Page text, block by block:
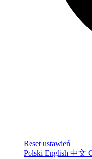
Reset ustawień
Polski English 中文